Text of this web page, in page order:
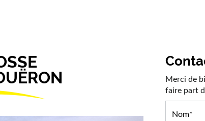
Merci de
faire part